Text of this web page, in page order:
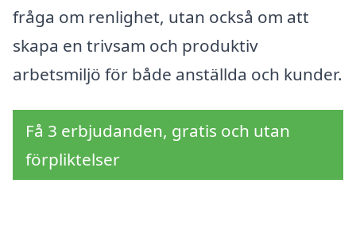
fråga om renlighet, utan också om att
skapa en trivsam och produktiv
arbetsmiljö för både anställda och kunder.
Få 3 erbjudanden, gratis och utan
förpliktelser